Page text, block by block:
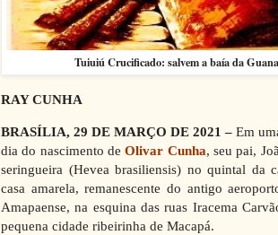
Tuiuiú Crucificado: salvem a baía da
RAY CUNHA
BRASÍLIA, 29 DE MARÇO DE 2021 – Em
dia do nascimento deOlivar Cunha, seu pai,
seringueira (Hevea brasiliensis) no quintal da
casa amarela, remanescente do antigo
Amapaense, na esquina das ruas Iracema
pequena cidade ribeirinha de Macapá.